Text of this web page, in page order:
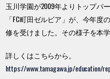
玉川学園が2009年よりトップパ
「FC町田ゼルビア」が、今年度
修を受けました。その様子を本
詳しくはこちらから。
https://www.tamagawa.jp/education/